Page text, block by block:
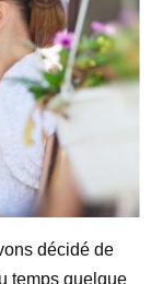
décidé de
temps quelque